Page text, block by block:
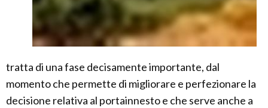
tratta di una fase decisamente importante, dal
momento che permette di migliorare e perfezionare la
decisione relativa al portainnesto e che serve anche a